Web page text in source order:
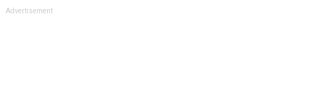
Advertisement